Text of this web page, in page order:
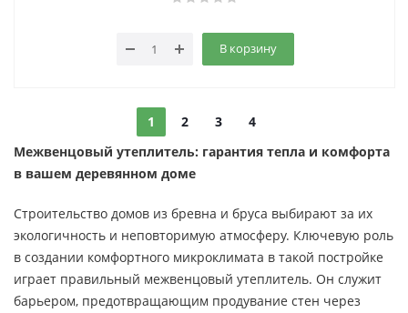
В корзину
1 2 3
4
Межвенцовый утеплитель: гарантия тепла и комфорта
в вашем деревянном доме
Строительство домов из бревна и бруса выбирают за их
экологичность и неповторимую атмосферу. Ключевую роль
в создании комфортного микроклимата в такой постройке
играет правильный межвенцовый утеплитель. Он служит
барьером, предотвращающим продувание стен через